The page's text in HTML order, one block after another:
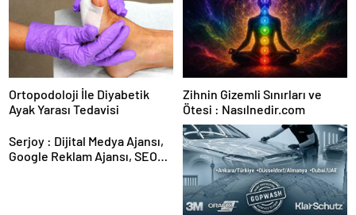
Ortopodoloji İle Diyabetik
Ayak Yarası Tedavisi
Zihnin Gizemli Sınırları ve
Ötesi : Nasılnedir.com
Serjoy : Dijital Medya Ajansı,
Google Reklam Ajansı, SEO